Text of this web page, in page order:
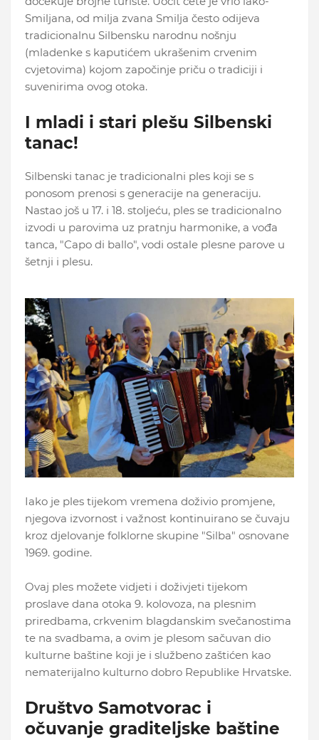
Smiljana, od milja zvana Smilja često odijeva
tradicionalnu Silbensku narodnu nošnju
(mladenke s kaputićem ukrašenim crvenim
cvjetovima) kojom započinje priču o tradiciji i
suvenirima ovog otoka.
I mladi i stari plešu Silbenski
tanac!
Silbenski tanac je tradicionalni ples koji se s
ponosom prenosi s generacije na generaciju.
Nastao još u 17. i 18. stoljeću, ples se tradicionalno
izvodi u parovima uz pratnju harmonike, a vođa
tanca, "Capo di ballo", vodi ostale plesne parove u
šetnji i plesu.
Iako je ples tijekom vremena doživio promjene,
njegova izvornost i važnost kontinuirano se čuvaju
kroz djelovanje folklorne skupine "Silba" osnovane
1969. godine.
Ovaj ples možete vidjeti i doživjeti tijekom
proslave dana otoka 9. kolovoza, na plesnim
priredbama, crkvenim blagdanskim svečanostima
te na svadbama, a ovim je plesom sačuvan dio
kulturne baštine koji je i službeno zaštićen kao
nematerijalno kulturno dobro Republike Hrvatske.
Društvo Samotvorac i
očuvanje graditeljske baštine